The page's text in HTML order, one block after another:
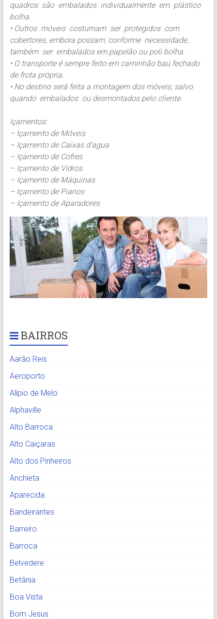
quadros são embalados individualmente em plástico
bolha.
• Outros móveis costumam ser protegidos com
cobertores, embora possam, conforme necessidade,
também ser embalados em papelão ou poli bolha.
• O transporte é sempre feito em caminhão baú fechado
de frota própria.
• No destino será feita a montagem dos móveis, salvo
quando embalados ou desmontados pelo cliente.
Içamentos:
– Içamento de Móveis
– Içamento de Caixas d’agua
– Içamento de Cofres
– Içamento de Vidros
– Içamento de Máquinas
– Içamento de Pianos
– Içamento de Aparadores
BAIRROS
Aarão Reis
Aeroporto
Alípio de Melo
Alphaville
Alto Barroca
Alto Caiçaras
Alto dos Pinheiros
Anchieta
Aparecida
Bandeirantes
Barreiro
Barroca
Belvedere
Betânia
Boa Vista
Bom Jesus